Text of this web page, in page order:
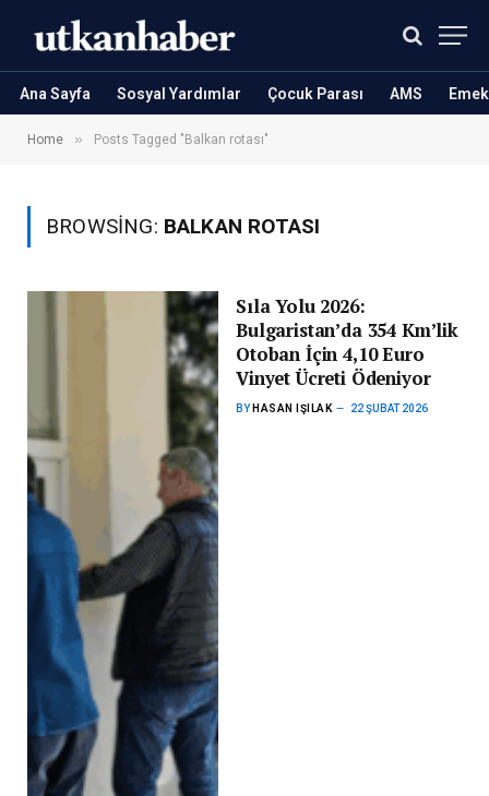
Ana Sayfa Sosyal Yardımlar Çocuk Parası AMS
Home » Posts Tagged "Balkan rotası"
BROWSING: BALKAN ROTASI
Sıla Yolu 2026:
Bulgaristan’da 354 Km’lik
Otoban İçin 4,10 Euro
Vinyet Ücreti Ödeniyor
BY HASAN IŞILAK 22 ŞUBAT 2026